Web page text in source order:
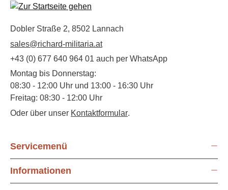
Dobler Straße 2, 8502 Lannach
sales@richard-militaria.at
+43 (0) 677 640 964 01 auch per WhatsApp
Montag bis Donnerstag:
08:30 - 12:00 Uhr und 13:00 - 16:30 Uhr
Freitag: 08:30 - 12:00 Uhr
Oder über unser Kontaktformular.
Servicemenü
Informationen